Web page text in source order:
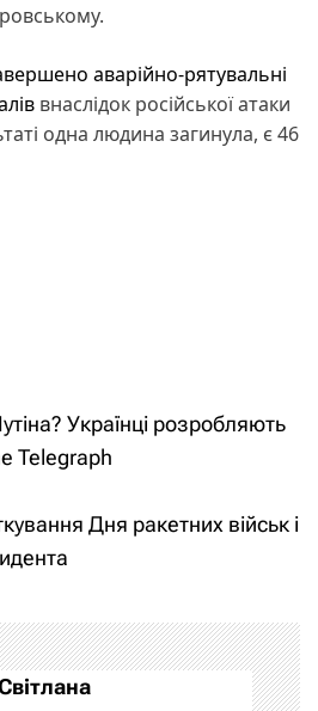
аварійно-рятувальні
внаслідок російської атаки
одна людина загинула, є 46
Українці розробляють
Telegraph
Дня ракетних військ і